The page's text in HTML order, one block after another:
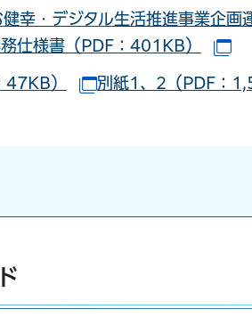
幸・デジタル生活推進事業企画
仕様書（PDF：401KB）
（
） （別ウインドウで開
別紙1、2（PDF：